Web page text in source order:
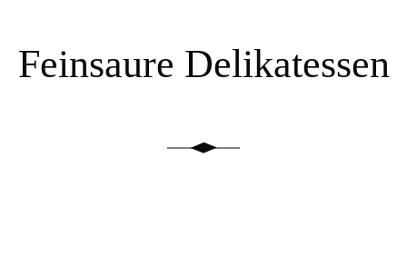
Feinsaure Delikatessen